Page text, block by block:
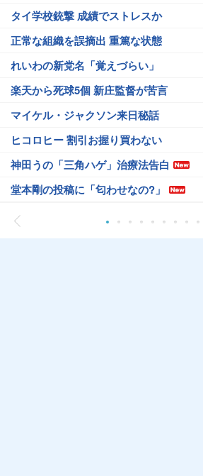
タイ学校銃撃 成績でストレスか
正常な組織を誤摘出 重篤な状態
れいわの新党名「覚えづらい」
楽天から死球5個 新庄監督が苦言
マイケル・ジャクソン来日秘話
ヒコロヒー 割引お握り買わない
神田うの「三角ハゲ」治療法告白
堂本剛の投稿に「匂わせなの?」